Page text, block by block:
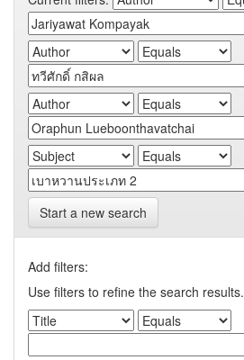
Start a new search
Add filters:
Use filters to refine the search results.